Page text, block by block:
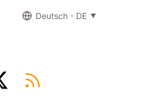
Deutsch - DE